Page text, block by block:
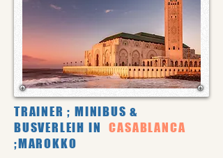
TRAINER ; MINIBUS &
BUSVERLEIH IN
CASABLANCA
;MAROKKO